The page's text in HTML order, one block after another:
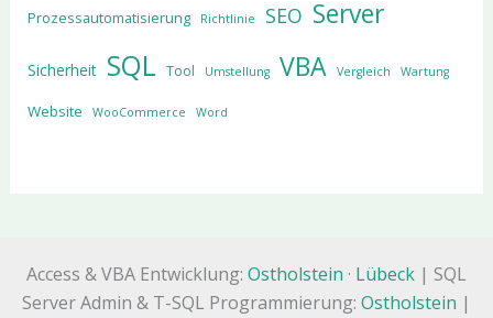
Prozessautomatisierung Richtlinie SEO Server
Sicherheit SQL Tool Umstellung VBA Vergleich Wartung
Website WooCommerce Word
Access & VBA Entwicklung: Ostholstein · Lübeck | SQL
Server Admin & T-SQL Programmierung: Ostholstein |